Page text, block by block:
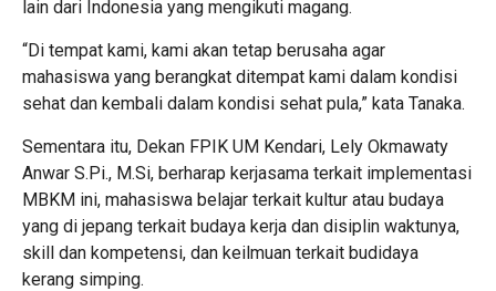
lain dari Indonesia yang mengikuti magang.
“Di tempat kami, kami akan tetap berusaha agar
mahasiswa yang berangkat ditempat kami dalam kondisi
sehat dan kembali dalam kondisi sehat pula,” kata Tanaka.
Sementara itu, Dekan FPIK UM Kendari, Lely Okmawaty
Anwar S.Pi., M.Si, berharap kerjasama terkait implementasi
MBKM ini, mahasiswa belajar terkait kultur atau budaya
yang di jepang terkait budaya kerja dan disiplin waktunya,
skill dan kompetensi, dan keilmuan terkait budidaya
kerang simping.